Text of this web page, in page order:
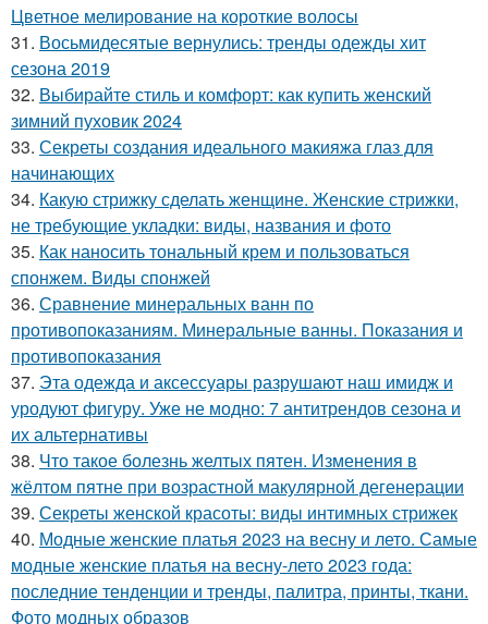
Цветное мелирование на короткие волосы
31. Восьмидесятые вернулись: тренды одежды хит
сезона 2019
32. Выбирайте стиль и комфорт: как купить женский
зимний пуховик 2024
33. Секреты создания идеального макияжа глаз для
начинающих
34. Какую стрижку сделать женщине. Женские стрижки,
не требующие укладки: виды, названия и фото
35. Как наносить тональный крем и пользоваться
спонжем. Виды спонжей
36. Сравнение минеральных ванн по
противопоказаниям. Минеральные ванны. Показания и
противопоказания
37. Эта одежда и аксессуары разрушают наш имидж и
уродуют фигуру. Уже не модно: 7 антитрендов сезона и
их альтернативы
38. Что такое болезнь желтых пятен. Изменения в
жёлтом пятне при возрастной макулярной дегенерации
39. Секреты женской красоты: виды интимных стрижек
40. Модные женские платья 2023 на весну и лето. Самые
модные женские платья на весну-лето 2023 года:
последние тенденции и тренды, палитра, принты, ткани.
Фото модных образов